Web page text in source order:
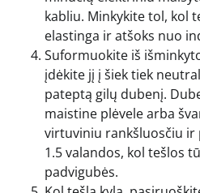
kabliu. Minkykite tol, kol
elastinga ir atšoks nuo
Suformuokite iš
įdėkite jį į šiek tiek
pateptą gilų dubenį.
maistine plėvele arba
virtuviniu rankšluosčiu ir
1.5 valandos, kol tešlos
padvigubės.